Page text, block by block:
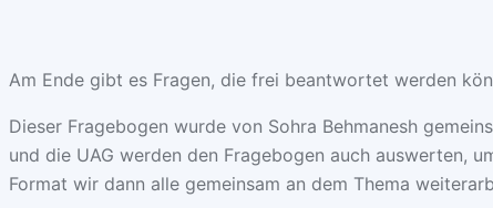
Am Ende gibt es Fragen, die frei beantwortet werden
Dieser Fragebogen wurde von Sohra Behmanesh
und die UAG werden den Fragebogen auch auswerten,
Format wir dann alle gemeinsam an dem Thema